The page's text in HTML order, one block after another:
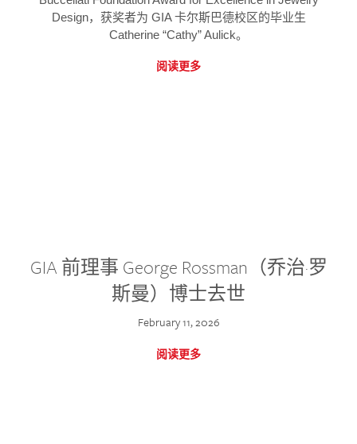
Design，获奖者为 GIA 卡尔斯巴德校区的毕业生
Catherine “Cathy” Aulick。
阅读更多
GIA 前理事 George Rossman（乔治·罗
斯曼）博士去世
February 11, 2026
阅读更多